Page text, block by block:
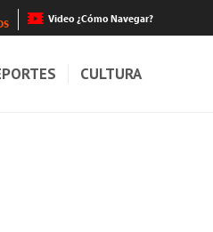
Video ¿Cómo Navegar?
CULTURA